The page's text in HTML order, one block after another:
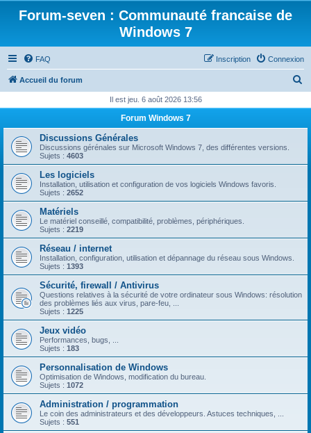
Forum-seven : Communauté francaise de
Windows 7
FAQ Connexion
Inscription
Accueil du forum
h
r
Il est jeu. 6 août 2026 13:56
Forum Windows 7
Discussions Générales
Discussions gérénales sur Microsoft Windows 7, des différentes versions.
Sujets : 4603
Les logiciels
Installation, utilisation et configuration de vos logiciels Windows favoris.
Sujets : 2652
Matériels
Le matériel conseillé, compatibilité, problèmes, périphériques.
Sujets : 2219
Réseau / internet
Installation, configuration, utilisation et dépannage du réseau sous Windows.
Sujets : 1393
Sécurité, firewall / Antivirus
Questions relatives à la sécurité de votre ordinateur sous Windows: résolution
des problèmes liés aux virus, pare-feu, ...
Sujets : 1225
Jeux vidéo
Performances, bugs, ...
Sujets : 183
Personnalisation de Windows
Optimisation de Windows, modification du bureau.
Sujets : 1072
Administration / programmation
Le coin des administrateurs et des développeurs. Astuces techniques, ...
Sujets : 551